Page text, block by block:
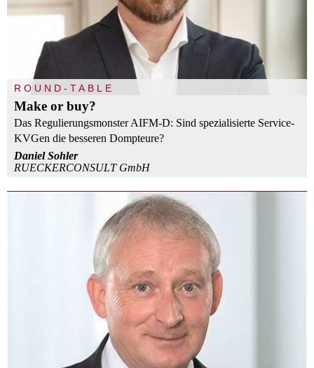
ROUND-TABLE
Make or buy?
Das Regulierungsmonster AIFM-D: Sind spezialisierte Service-
KVGen die besseren Dompteure?
Daniel Sohler
RUECKERCONSULT GmbH